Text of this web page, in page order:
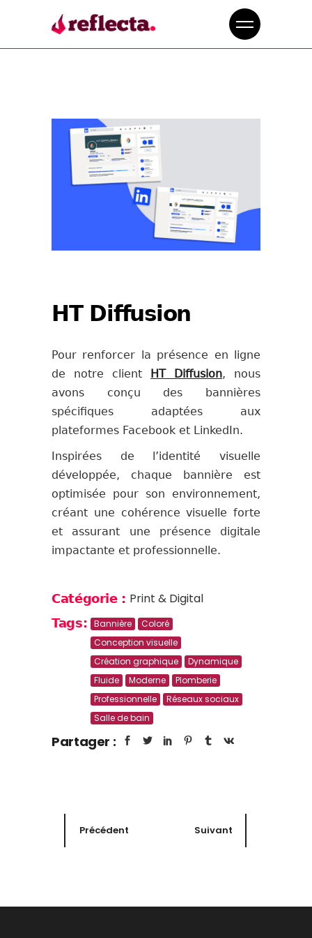
HT Diffusion
Pour renforcer la présence en ligne
de notre client HT Diffusion, nous
avons conçu des bannières
spécifiques adaptées aux
plateformes Facebook et LinkedIn.
Inspirées de l’identité visuelle
développée, chaque bannière est
optimisée pour son environnement,
créant une cohérence visuelle forte
et assurant une présence digitale
impactante et professionnelle.
Catégorie : Print & Digital
Tags: Bannière
Coloré
Conception visuelle
Création graphique
Dynamique
Fluide
Moderne
Plomberie
Professionnelle
Réseaux sociaux
Salle de bain
Partager :
Précédent Suivant